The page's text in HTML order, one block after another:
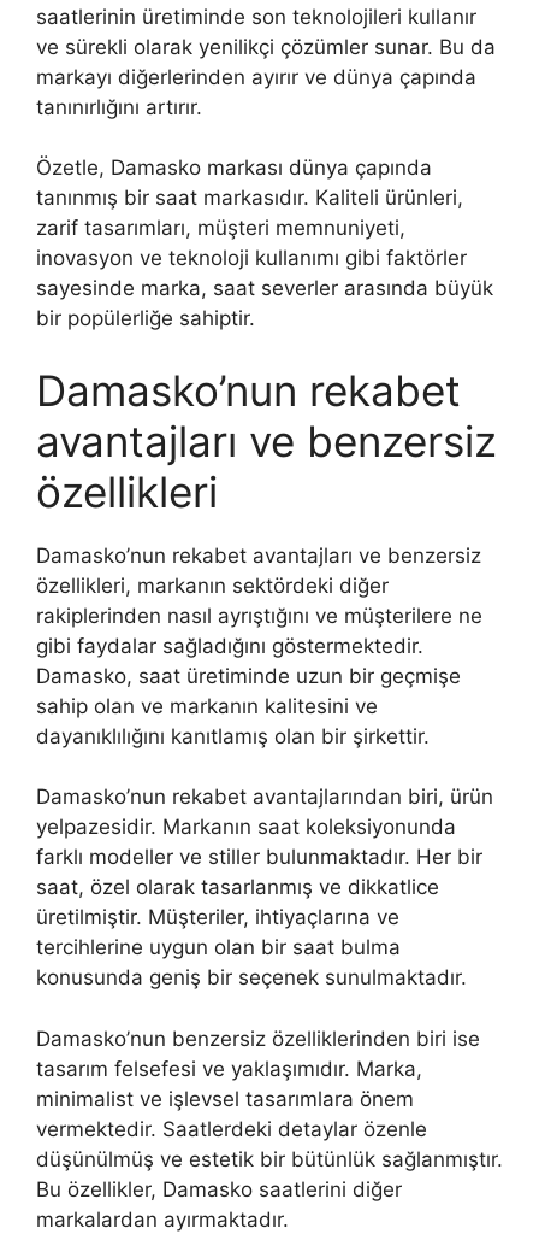
saatlerinin üretiminde son teknolojileri kullanır
ve sürekli olarak yenilikçi çözümler sunar. Bu da
markayı diğerlerinden ayırır ve dünya çapında
tanınırlığını artırır.
Özetle, Damasko markası dünya çapında
tanınmış bir saat markasıdır. Kaliteli ürünleri,
zarif tasarımları, müşteri memnuniyeti,
inovasyon ve teknoloji kullanımı gibi faktörler
sayesinde marka, saat severler arasında büyük
bir popülerliğe sahiptir.
Damasko’nun rekabet
avantajları ve benzersiz
özellikleri
Damasko’nun rekabet avantajları ve benzersiz
özellikleri, markanın sektördeki diğer
rakiplerinden nasıl ayrıştığını ve müşterilere ne
gibi faydalar sağladığını göstermektedir.
Damasko, saat üretiminde uzun bir geçmişe
sahip olan ve markanın kalitesini ve
dayanıklılığını kanıtlamış olan bir şirkettir.
Damasko’nun rekabet avantajlarından biri, ürün
yelpazesidir. Markanın saat koleksiyonunda
farklı modeller ve stiller bulunmaktadır. Her bir
saat, özel olarak tasarlanmış ve dikkatlice
üretilmiştir. Müşteriler, ihtiyaçlarına ve
tercihlerine uygun olan bir saat bulma
konusunda geniş bir seçenek sunulmaktadır.
Damasko’nun benzersiz özelliklerinden biri ise
tasarım felsefesi ve yaklaşımıdır. Marka,
minimalist ve işlevsel tasarımlara önem
vermektedir. Saatlerdeki detaylar özenle
düşünülmüş ve estetik bir bütünlük sağlanmıştır.
Bu özellikler, Damasko saatlerini diğer
markalardan ayırmaktadır.